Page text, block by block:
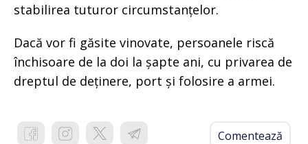
stabilirea tuturor circumstanțelor.
Dacă vor fi găsite vinovate, persoanele riscă
închisoare de la doi la șapte ani, cu privarea de
dreptul de deținere, port și folosire a armei.
Comentează